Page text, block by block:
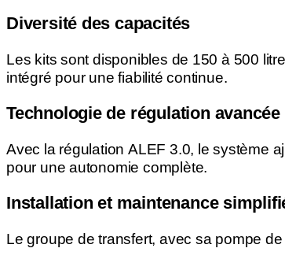
Diversité des capacités
Les kits sont disponibles de 150 à 500
intégré pour une fiabilité continue.
Technologie de régulation avancée
Avec la régulation ALEF 3.0, le système
pour une autonomie complète.
Installation et maintenance
Le groupe de transfert, avec sa pompe